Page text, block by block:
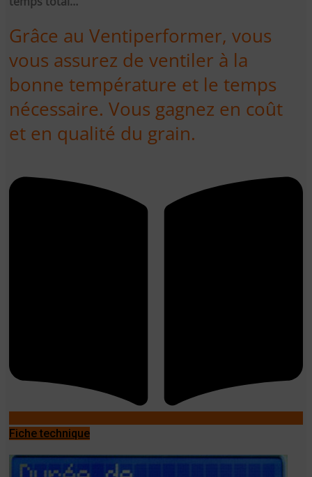
Grâce au Ventiperformer, vous
vous assurez de ventiler à la
bonne température et le temps
nécessaire. Vous gagnez en coût
et en qualité du grain.
Fiche technique